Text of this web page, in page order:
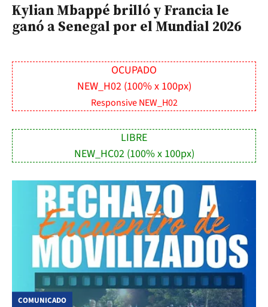
Kylian Mbappé brilló y Francia le
ganó a Senegal por el Mundial 2026
OCUPADO
NEW_H02 (100% x 100px)
Responsive NEW_H02
LIBRE
NEW_HC02 (100% x 100px)
COMUNICADO